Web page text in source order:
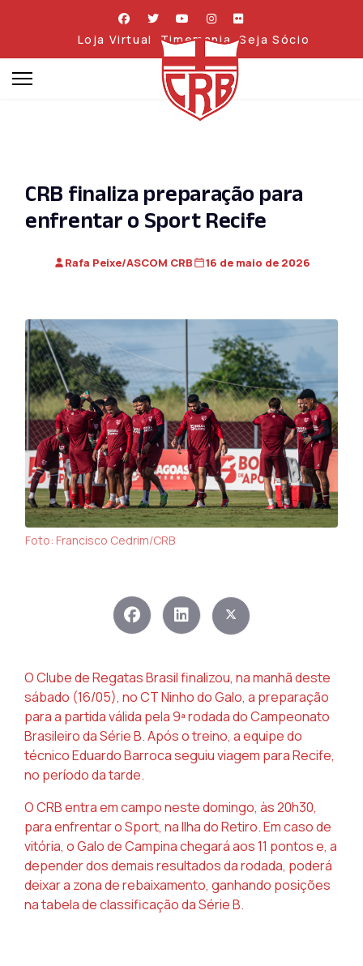
Loja Virtual Timemania Seja Sócio
CRB finaliza preparação para
enfrentar o Sport Recife
Rafa Peixe/ASCOM CRB 16 de maio de 2026
Foto: Francisco Cedrim/CRB
O Clube de Regatas Brasil finalizou, na manhã deste
sábado (16/05), no CT Ninho do Galo, a preparação
para a partida válida pela 9ª rodada do Campeonato
Brasileiro da Série B. Após o treino, a equipe do
técnico Eduardo Barroca seguiu viagem para Recife,
no período da tarde.
O CRB entra em campo neste domingo, às 20h30,
para enfrentar o Sport, na Ilha do Retiro. Em caso de
vitória, o Galo de Campina chegará aos 11 pontos e, a
depender dos demais resultados da rodada, poderá
deixar a zona de rebaixamento, ganhando posições
na tabela de classificação da Série B.